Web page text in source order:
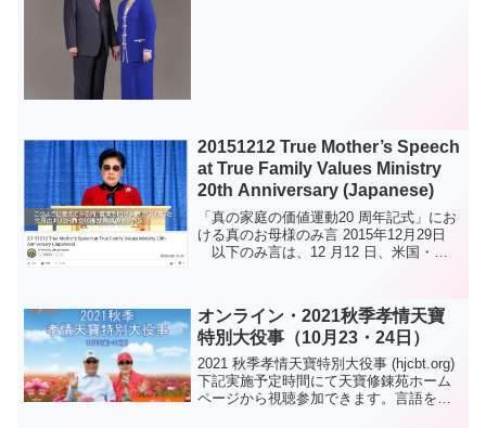
20151212 True Mother’s Speech
at True Family Values Ministry
20th Anniversary (Japanese)
「真の家庭の価値運動20 周年記式」にお
ける真のお母様のみ言 2015年12月29日
以下のみ言は、12 月12 日、米国・ラ
式」で、真のお母様が語られた内容...
オンライン・2021秋季孝情天寶
特別大役事（10月23・24日）
2021 秋季孝情天寶特別大役事 (hjcbt.org)
下記実施予定時間にて天寶修錬苑ホーム
ページから視聴参加できます。言語を選